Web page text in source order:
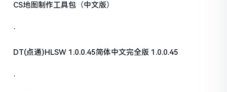
CS地图制作工具包（中文版）
·
DT(点通)HLSW 1.0.0.45简体中文完全版 1.0.0.45
·